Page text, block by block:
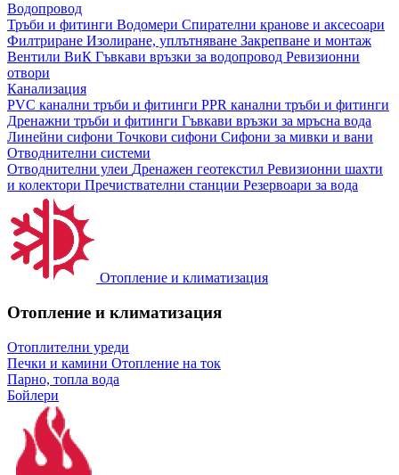
Водопровод
Тръби и фитинги Водомери Спирателни кранове и аксесоари
Филтриране Изолиране, уплътняване Закрепване и монтаж
Вентили ВиК Гъвкави връзки за водопровод Ревизионни
отвори
Канализация
PVC канални тръби и фитинги PPR канални тръби и фитинги
Дренажни тръби и фитинги Гъвкави връзки за мръсна вода
Линейни сифони Точкови сифони Сифони за мивки и вани
Отводнителни системи
Отводнителни улеи Дренажен геотекстил Ревизионни шахти
и колектори Пречиствателни станции Резервоари за вода
Отопление и климатизация
Отопление и климатизация
Отоплителни уреди
Печки и камини Отопление на ток
Парно, топла вода
Бойлери